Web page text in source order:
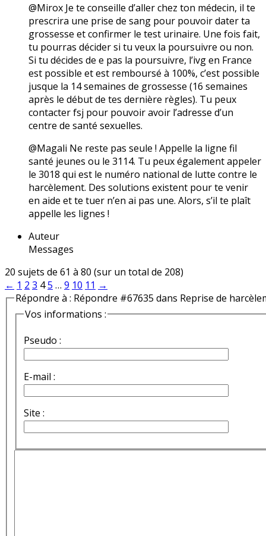
@Mirox Je te conseille d’aller chez ton médecin, il te
prescrira une prise de sang pour pouvoir dater ta
grossesse et confirmer le test urinaire. Une fois fait,
tu pourras décider si tu veux la poursuivre ou non.
Si tu décides de e pas la poursuivre, l’ivg en France
est possible et est remboursé à 100%, c’est possible
jusque la 14 semaines de grossesse (16 semaines
après le début de tes dernière règles). Tu peux
contacter fsj pour pouvoir avoir l’adresse d’un
centre de santé sexuelles.
@Magali Ne reste pas seule ! Appelle la ligne fil
santé jeunes ou le 3114. Tu peux également appeler
le 3018 qui est le numéro national de lutte contre le
harcèlement. Des solutions existent pour te venir
en aide et te tuer n’en ai pas une. Alors, s’il te plaît
appelle les lignes !
Auteur
Messages
20 sujets de 61 à 80 (sur un total de 208)
← 1 2 3 45 … 9 10 11 →
Répondre à : Répondre #67635 dans Reprise de
Vos informations :
Pseudo :
E-mail :
Site :